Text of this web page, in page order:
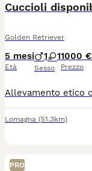
Golden Retriever
5 mesi
Età
1 1
Sesso
1000 €
Prezzo
Lomagna (51.3km)
PRO